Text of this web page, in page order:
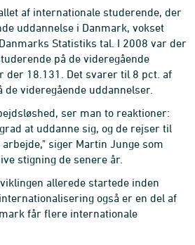
af internationale studerende, der
uddannelse i Danmark, vokset
Statistiks tal. I 2008 var der
på de videregående
der 18.131. Det svarer til 8 pct. af
videregående uddannelser.
ser man to reaktioner:
at uddanne sig, og de rejser til
siger Martin Junge som
stigning de senere år.
allerede startede inden
også er en del af
får flere internationale